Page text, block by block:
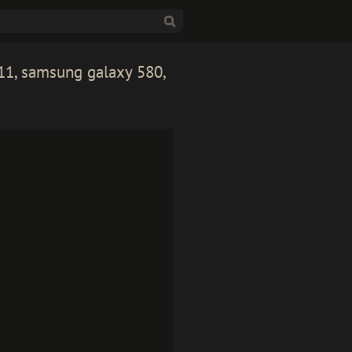
samsung galaxy 580,